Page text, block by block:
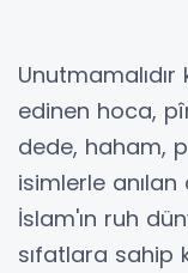
edinen hoca,
dede, haham,
isimlerle anılan
İslam'ın ruh
sıfatlara sahip